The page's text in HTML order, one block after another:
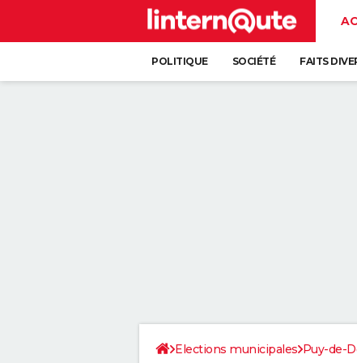
POLITIQUE SOCIÉTÉ FAITS
Elections municipales Puy-de-